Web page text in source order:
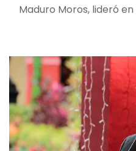
Maduro Moros, lideró